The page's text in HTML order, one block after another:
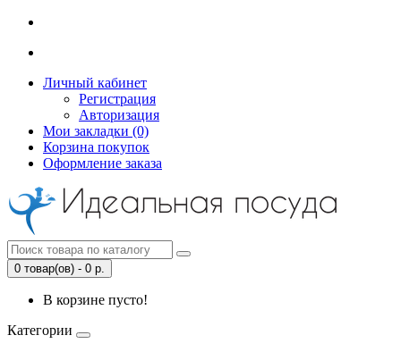
Личный кабинет
Регистрация
Авторизация
Мои закладки (0)
Корзина покупок
Оформление заказа
0 товар(ов) - 0 р.
В корзине пусто!
Категории